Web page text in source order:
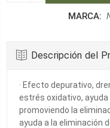
MARCA:
Descripción del
· Efecto depurativo,
estrés oxidativo,
promoviendo la
ayuda a la eliminación